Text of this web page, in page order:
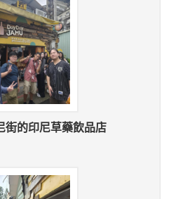
街的印尼草藥飲品店